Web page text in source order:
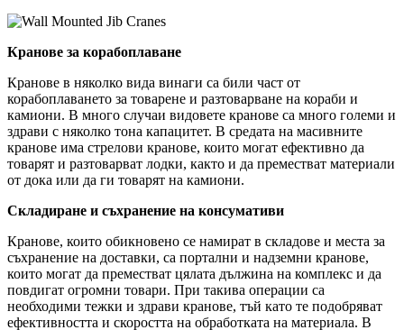
Кранове за корабоплаване
Кранове в няколко вида винаги са били част от
корабоплаването за товарене и разтоварване на кораби и
камиони. В много случаи видовете кранове са много големи и
здрави с няколко тона капацитет. В средата на масивните
кранове има стрелови кранове, които могат ефективно да
товарят и разтоварват лодки, както и да преместват материали
от дока или да ги товарят на камиони.
Складиране и съхранение на консумативи
Кранове, които обикновено се намират в складове и места за
съхранение на доставки, са портални и надземни кранове,
които могат да преместват цялата дължина на комплекс и да
повдигат огромни товари. При такива операции са
необходими тежки и здрави кранове, тъй като те подобряват
ефективността и скоростта на обработката на материала. В